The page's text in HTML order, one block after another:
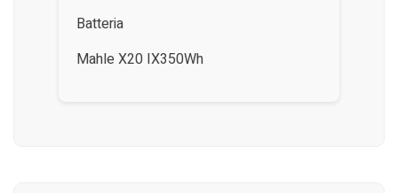
Batteria
Mahle X20 IX350Wh